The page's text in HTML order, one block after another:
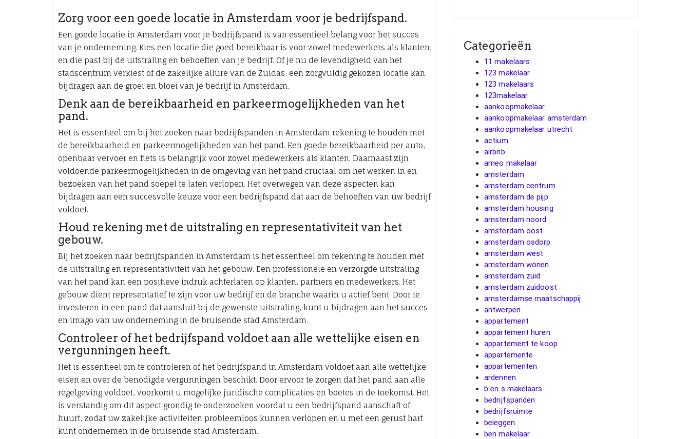
Zorg voor een goede locatie in Amsterdam voor je bedrijfspand.
Een goede locatie in Amsterdam voor je bedrijfspand is van essentieel belang voor het succes
van je onderneming. Kies een locatie die goed bereikbaar is voor zowel medewerkers als klanten,
en die past bij de uitstraling en behoeften van je bedrijf. Of je nu de levendigheid van het
stadscentrum verkiest of de zakelijke allure van de Zuidas, een zorgvuldig gekozen locatie kan
bijdragen aan de groei en bloei van je bedrijf in Amsterdam.
Denk aan de bereikbaarheid en parkeermogelijkheden van het
pand.
Het is essentieel om bij het zoeken naar bedrijfspanden in Amsterdam rekening te houden met
de bereikbaarheid en parkeermogelijkheden van het pand. Een goede bereikbaarheid per auto,
openbaar vervoer en fiets is belangrijk voor zowel medewerkers als klanten. Daarnaast zijn
voldoende parkeermogelijkheden in de omgeving van het pand cruciaal om het werken in en
bezoeken van het pand soepel te laten verlopen. Het overwegen van deze aspecten kan
bijdragen aan een succesvolle keuze voor een bedrijfspand dat aan de behoeften van uw bedrijf
voldoet.
Houd rekening met de uitstraling en representativiteit van het
gebouw.
Bij het zoeken naar bedrijfspanden in Amsterdam is het essentieel om rekening te houden met
de uitstraling en representativiteit van het gebouw. Een professionele en verzorgde uitstraling
van het pand kan een positieve indruk achterlaten op klanten, partners en medewerkers. Het
gebouw dient representatief te zijn voor uw bedrijf en de branche waarin u actief bent. Door te
investeren in een pand dat aansluit bij de gewenste uitstraling, kunt u bijdragen aan het succes
en imago van uw onderneming in de bruisende stad Amsterdam.
Controleer of het bedrijfspand voldoet aan alle wettelijke eisen en
vergunningen heeft.
Het is essentieel om te controleren of het bedrijfspand in Amsterdam voldoet aan alle wettelijke
eisen en over de benodigde vergunningen beschikt. Door ervoor te zorgen dat het pand aan alle
regelgeving voldoet, voorkomt u mogelijke juridische complicaties en boetes in de toekomst. Het
is verstandig om dit aspect grondig te onderzoeken voordat u een bedrijfspand aanschaft of
huurt, zodat uw zakelijke activiteiten probleemloos kunnen verlopen en u met een gerust hart
kunt ondernemen in de bruisende stad Amsterdam.
Categorieën
11 makelaars
123 makelaar
123 makelaars
123makelaar
aankoopmakelaar
aankoopmakelaar amsterdam
aankoopmakelaar utrecht
actium
airbnb
ameo makelaar
amsterdam
amsterdam centrum
amsterdam de pijp
amsterdam housing
amsterdam noord
amsterdam oost
amsterdam osdorp
amsterdam west
amsterdam wonen
amsterdam zuid
amsterdam zuidoost
amsterdamse maatschappij
antwerpen
appartement
appartement huren
appartement te koop
appartemente
appartementen
ardennen
b en s makelaars
bedrijfspanden
bedrijfsruimte
beleggen
ben makelaar